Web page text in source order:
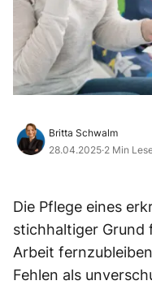
Britta Schwalm
28.04.2025·2 Min
Die Pflege eines
stichhaltiger Grund
Arbeit
Fehlen als